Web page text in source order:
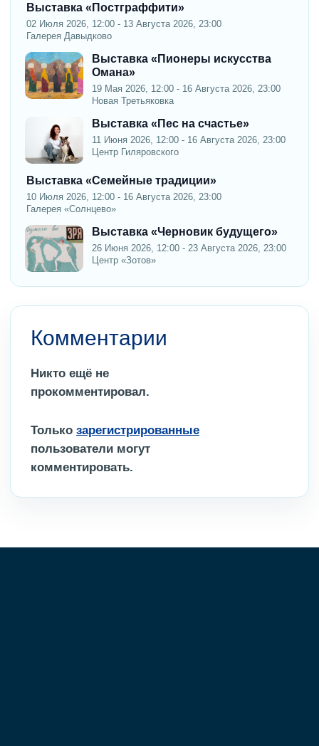
Выставка «Постграффити»
02 Июля 2026, 12:00 - 13 Августа 2026, 23:00
Галерея Давыдково
Выставка «Пионеры искусства
Омана»
19 Мая 2026, 12:00 - 16 Августа 2026, 23:00
Новая Третьяковка
Выставка «Пес на счастье»
11 Июня 2026, 12:00 - 16 Августа 2026, 23:00
Центр Гиляровского
Выставка «Семейные традиции»
10 Июля 2026, 12:00 - 16 Августа 2026, 23:00
Галерея «Солнцево»
Выставка «Черновик будущего»
26 Июня 2026, 12:00 - 23 Августа 2026, 23:00
Центр «Зотов»
Комментарии
Никто ещё не
прокомментировал.
Только зарегистрированные
пользователи могут
комментировать.